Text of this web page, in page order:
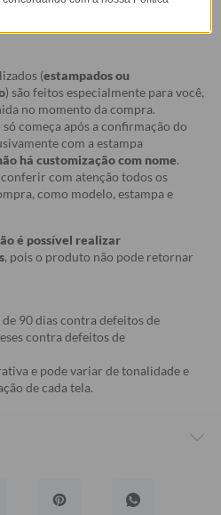
(estampados ou
) são feitos especialmente para você,
no momento da compra.
começa após a confirmação do
com a estampa
há customização com nome.
com atenção todos os
como modelo, estampa e
é possível realizar
, pois o produto não pode retornar
90 dias contra defeitos de
contra defeitos de
e pode variar de tonalidade e
de cada tela.